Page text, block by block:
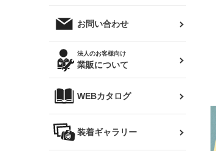
レンズ
マフラー
ハイエース
レビン
トレノ
マークX
クラウン
クラウンマジェスタ
アリスト
ワンビア
Z32 フェアレディZ
オーバーオール(つなぎ)
タオル
帽子
バッグ
クーポンを見る
閲覧履歴
ニュースレターお申し込み
お問い合わせ
法人のお客様向け
業販について
WEBカタログ
装着ギャラリー